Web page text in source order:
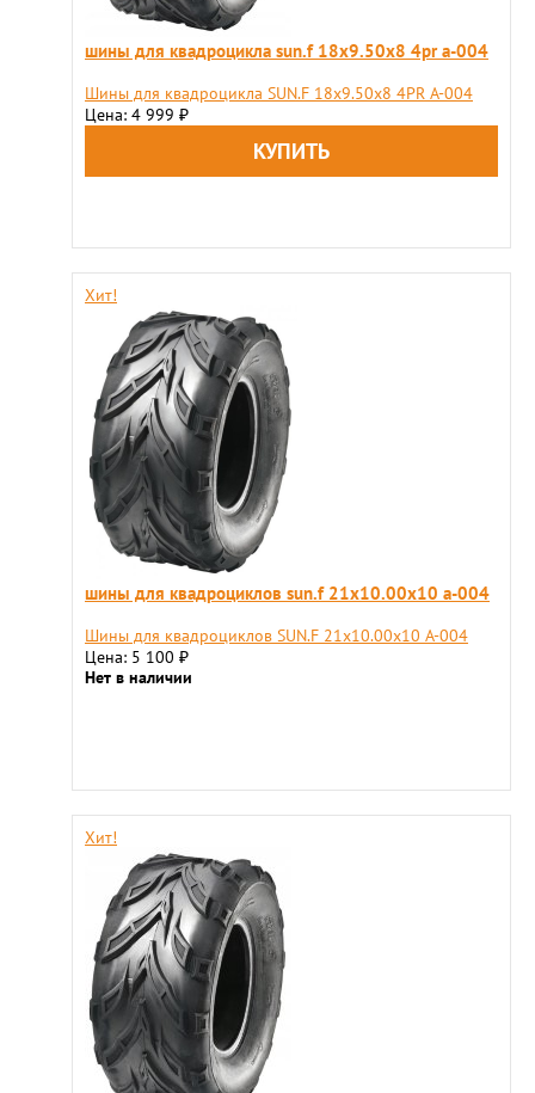
шины для квадроцикла sun.f 18х9.50х8 4pr a-004
Шины для квадроцикла SUN.F 18х9.50х8 4PR A-004
Цена: 4 999 ₽
Хит!
шины для квадроциклов sun.f 21х10.00х10 a-004
Шины для квадроциклов SUN.F 21х10.00х10 A-004
Цена: 5 100 ₽
Нет в наличии
Хит!